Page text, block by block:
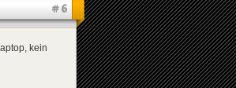
#6
kein